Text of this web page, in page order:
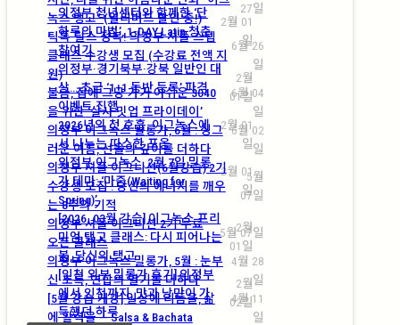
의정부 청년센터와 함께한 ‘단
하루의 마법’, 1-DAY Latin 청춘
참여기
2월 01
일
의정부·경기북부·강북 일반인 대
상… 초급 ‘1+1 동반 등록’ 파격
이벤트 진행
2월
01일
2026년의 첫 호흡, 이그녹스에
서 나누는 따스한 포옹
2월 01
일
의정부 이그녹스, 2월 7일 밀롱
가 테마: ‘마중(Waiting for
Spring)’
2월 01
일
[2026. 03월 강습] 이그녹스 프리
미엄 탱고 클래스: 다시 피어나는
봄, 당신의 탱고
2월
01일
[인천 외부 밀롱가 후기] 의정부
에서 인천까지, 맛과 낭만이 가
득했던 하루
2월
02일
녹스 탱고” (얼리버드 할인 중!)
27일
틱톡·릴스 정복! 의정부 셔플 스텝
클래스 수강생 모집 (수강료 전액 지
원)
6월 26
일
불금, 집에 그냥 가기 아쉬운 3040
을 위한 ‘살사 밋업 프라이데이’
6월 04
일
의정부 이그녹스 밀롱가, 6월 : 싱그
러운 여름, 선율의 깊이를 더하다
6월 02
일
의정부 셔플 이그니션(6월강습) 2기
수강생 모집 : 당신의 에너지를 깨우
는 8주의 기적
5월
07일
의정부 셔플 이그니션 2기 무료
오픈 클래스
5월 07일
의정부 이그녹스 밀롱가, 5월 : 눈부
신 초록, 연합의 열기를 더하다
4월 28
일
[5월 강습 개강] 일상에 리듬을, 삶
에 활력을 — Salsa & Bachata
4월 11
일